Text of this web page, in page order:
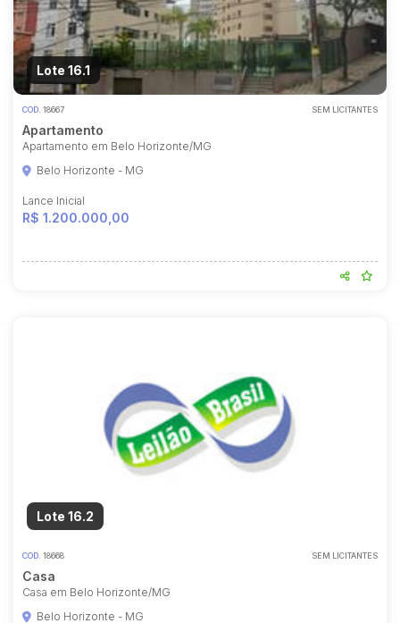
Lote 16.1
COD. 18667 SEM LICITANTES
Apartamento
Apartamento em Belo Horizonte/MG
Belo Horizonte - MG
Lance Inicial
R$ 1.200.000,00
Lote 16.2
COD. 18668 SEM LICITANTES
Casa
Casa em Belo Horizonte/MG
Belo Horizonte - MG